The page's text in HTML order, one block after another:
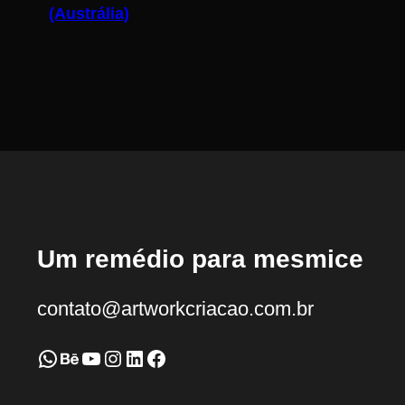
(Austrália)
Um remédio para mesmice
contato@artworkcriacao.com.br
WhatsApp Behance Youtube Instagram LinkedIn Facebook